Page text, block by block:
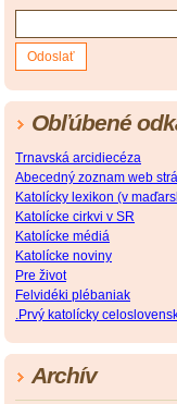
Obľúbené
Trnavská arcidiecéza
Abecedný zoznam web
Katolícky lexikon (v
Katolícke cirkvi v SR
Katolícke médiá
Katolícke noviny
Pre život
Felvidéki plébaniak
.Prvý katolícky
Archív